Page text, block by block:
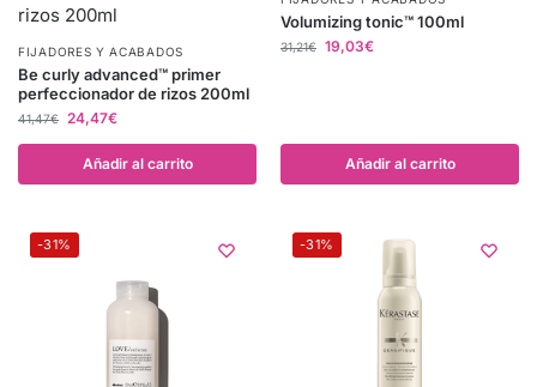
FIJADORES Y ACABADOS
Be curly advanced™ primer
perfeccionador de rizos 200ml
41,47€ 24,47€
Añadir al carrito
Volumizing tonic™ 100ml
31,21€ 19,03€
Añadir al carrito
-31% -31%